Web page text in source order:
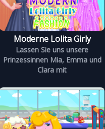
Moderne Lolita Girly
Lassen Sie uns unsere
Prinzessinnen Mia, Emma und
Clara mit